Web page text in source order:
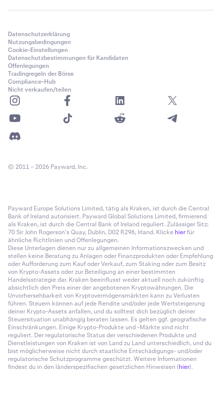
Datenschutzerklärung
Nutzungsbedingungen
Cookie-Einstellungen
Datenschutzbestimmungen für Kandidaten
Offenlegungen
Tradingregeln der Börse
Compliance-Hub
Nicht verkaufen/teilen
© 2011 – 2026 Payward, Inc.
Payward Europe Solutions Limited, tätig als Kraken, ist durch die Central
Bank of Ireland autorisiert. Payward Global Solutions Limited, firmierend
als Kraken, ist durch die Central Bank of Ireland reguliert. Zulässiger Sitz:
70 Sir John Rogerson’s Quay, Dublin, D02 R296, Irland. Klicke hierfür
ähnliche Richtlinien und Offenlegungen.
Diese Unterlagen dienen nur zu allgemeinen Informationszwecken und
stellen keine Beratung zu Anlagen oder Finanzprodukten oder Empfehlung
oder Aufforderung zum Kauf oder Verkauf, zum Staking oder zum Besitz
von Krypto-Assets oder zur Beteiligung an einer bestimmten
Handelsstrategie dar. Kraken beeinflusst weder aktuell noch zukünftig
absichtlich den Preis einer der angebotenen Kryptowährungen. Die
Unvorhersehbarkeit von Kryptovermögensmärkten kann zu Verlusten
führen. Steuern können auf jede Rendite und/oder jede Wertsteigerung
deiner Krypto-Assets anfallen, und du solltest dich bezüglich deiner
Steuersituation unabhängig beraten lassen. Es gelten ggf. geografische
Einschränkungen. Einige Krypto-Produkte und -Märkte sind nicht
reguliert. Der regulatorische Status der verschiedenen Produkte und
Dienstleistungen von Kraken ist von Land zu Land unterschiedlich, und du
bist möglicherweise nicht durch staatliche Entschädigungs- und/oder
regulatorische Schutzprogramme geschützt. Weitere Informationen
findest du in den länderspezifischen gesetzlichen Hinweisen (hier).